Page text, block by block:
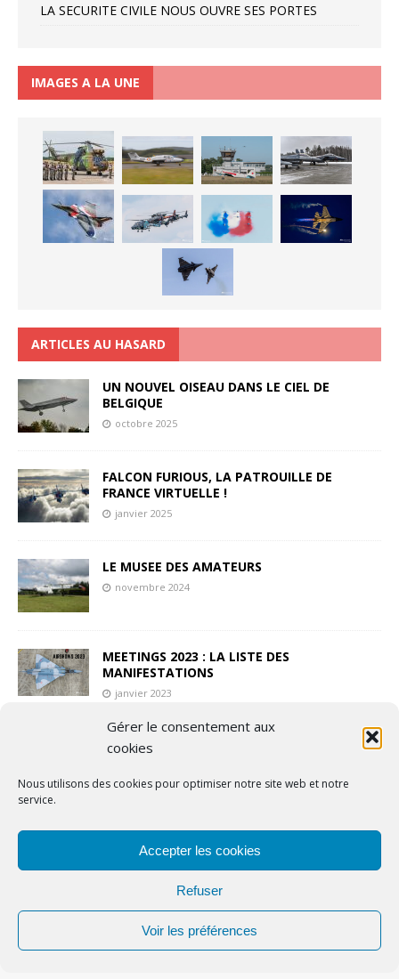
Gérer le consentement aux
cookies
Nous utilisons des cookies pour optimiser notre site web et notre
service.
Accepter les cookies
Refuser
Voir les préférences
LA SECURITE CIVILE NOUS OUVRE SES PORTES
IMAGES A LA UNE
ARTICLES AU HASARD
UN NOUVEL OISEAU DANS LE CIEL DE
BELGIQUE
octobre 2025
FALCON FURIOUS, LA PATROUILLE DE
FRANCE VIRTUELLE !
janvier 2025
LE MUSEE DES AMATEURS
novembre 2024
MEETINGS 2023 : LA LISTE DES
MANIFESTATIONS
janvier 2023
LE TEMPS DES HÉLICES : L’ANNÉE DU PHÉNIX